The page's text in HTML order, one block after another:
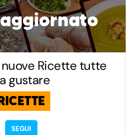
Ricette tutte
gustare
SEGUI